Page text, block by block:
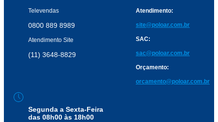
Televendas
0800 889 8989
Atendimento Site
(11) 3648-8829
Atendimento:
site@poloar.com.br
SAC:
sac@poloar.com.br
Orçamento:
orcamento@poloar.com.br
Segunda a Sexta-Feira
das 08h00 às 18h00